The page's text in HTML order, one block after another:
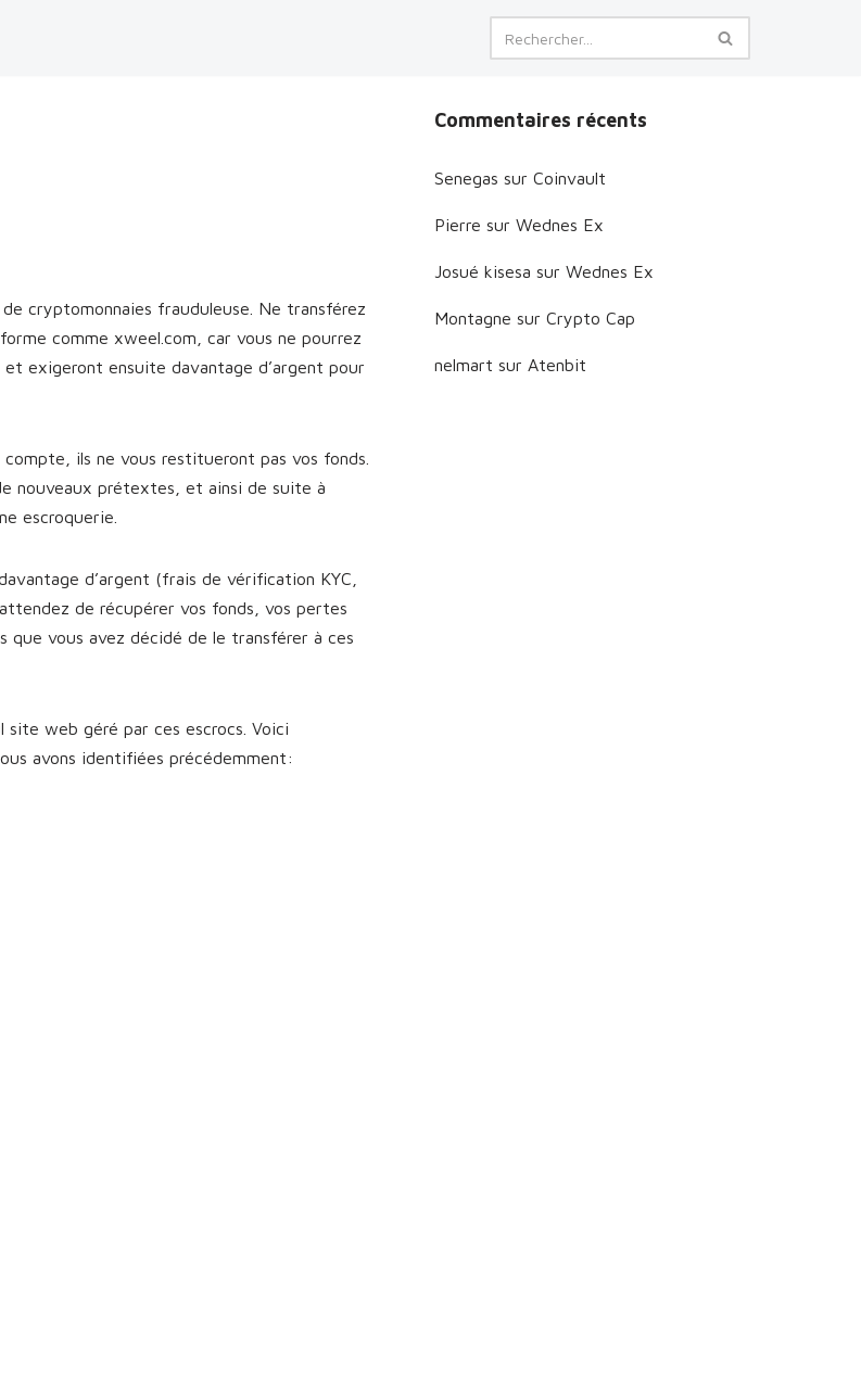
cryptomonnaies frauduleuse. Ne transférez
comme xweel.com, car vous ne pourrez
exigeront ensuite davantage d’argent pour
ils ne vous restitueront pas vos fonds.
nouveaux prétextes, et ainsi de suite à
escroquerie.
d’argent (frais de vérification KYC,
de récupérer vos fonds, vos pertes
que vous avez décidé de le transférer à ces
web géré par ces escrocs. Voici
avons identifiées précédemment:
Commentaires récents
Senegas sur Coinvault
Pierre sur Wednes Ex
Josué kisesa sur Wednes Ex
Montagne sur Crypto Cap
nelmart sur Atenbit